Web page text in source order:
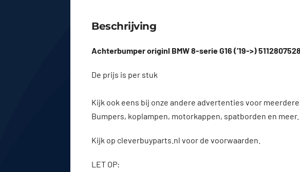
Beschrijving
Achterbumper originl BMW 8-serie G16 (’19->)
De prijs is per stuk
Kijk ook eens bij onze andere advertenties voor
Bumpers, koplampen, motorkappen, spatborden en meer.
Kijk op cleverbuyparts.nl voor de voorwaarden.
LET OP: